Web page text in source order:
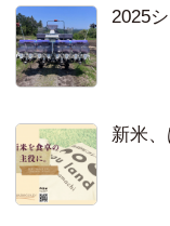
2025
新米、